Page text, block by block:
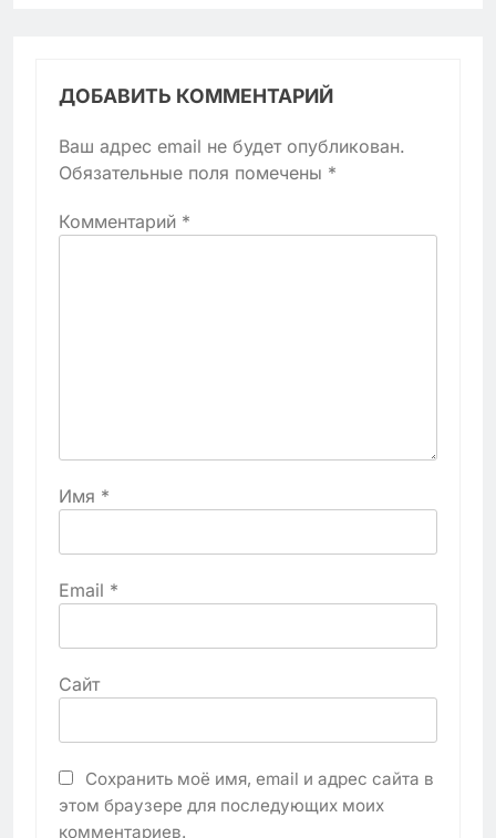
ДОБАВИТЬ КОММЕНТАРИЙ
Ваш адрес email не будет опубликован.
Обязательные поля помечены *
Комментарий *
Имя *
Email *
Сайт
Сохранить моё имя, email и адрес сайта в
этом браузере для последующих моих
комментариев.